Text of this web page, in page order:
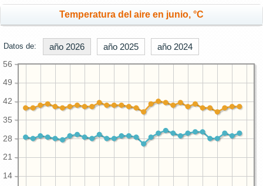
Temperatura del aire en junio, °C
Datos de: año 2026 año 2025 año 2024
14
21
28
35
42
49
56